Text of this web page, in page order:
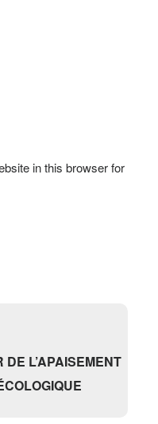
in this browser for
L’APAISEMENT